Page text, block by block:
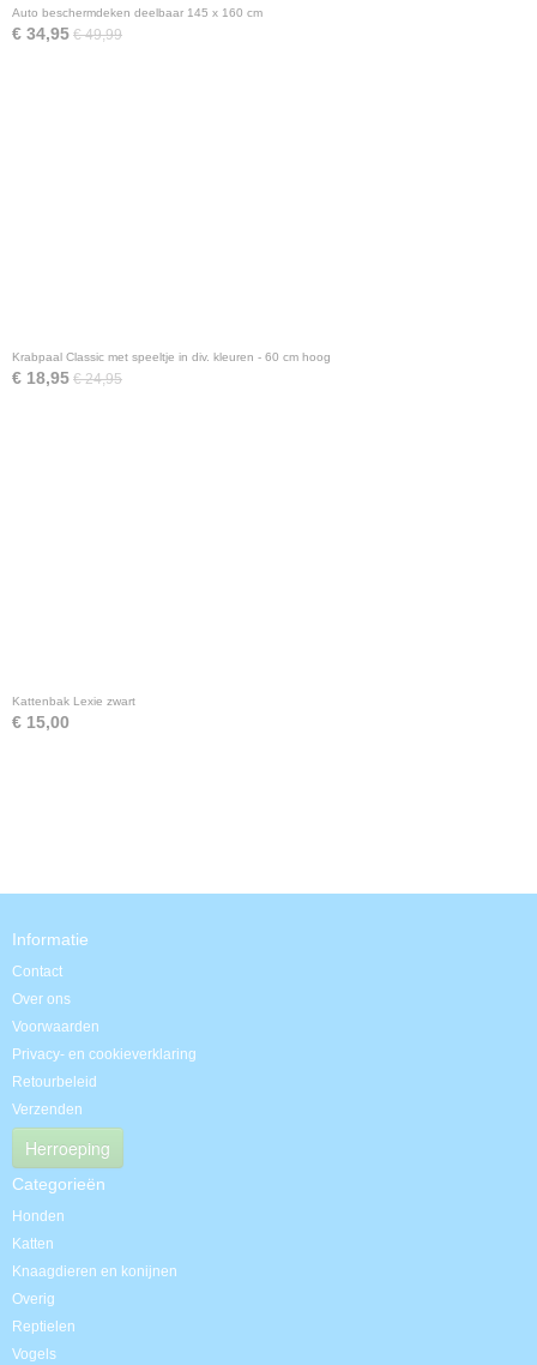
Auto beschermdeken deelbaar 145 x 160 cm
€ 34,95 € 49,99
Krabpaal Classic met speeltje in div. kleuren - 60 cm hoog
€ 18,95 € 24,95
Kattenbak Lexie zwart
€ 15,00
Informatie
Contact
Over ons
Voorwaarden
Privacy- en cookieverklaring
Retourbeleid
Verzenden
Herroeping
Categorieën
Honden
Katten
Knaagdieren en konijnen
Overig
Reptielen
Vogels